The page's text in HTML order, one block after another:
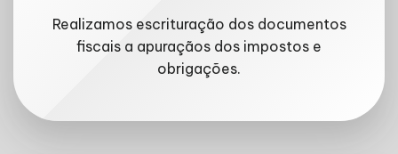
Realizamos escrituração dos documentos
fiscais a apuraçãos dos impostos e
obrigações.